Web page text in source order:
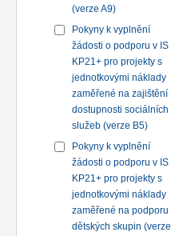
(verze A9)
Pokyny k vyplnění
žádosti o podporu v IS
KP21+ pro projekty s
jednotkovými náklady
zaměřené na zajištění
dostupnosti sociálních
služeb (verze B5)
Pokyny k vyplnění
žádosti o podporu v IS
KP21+ pro projekty s
jednotkovými náklady
zaměřené na podporu
dětských skupin (verze